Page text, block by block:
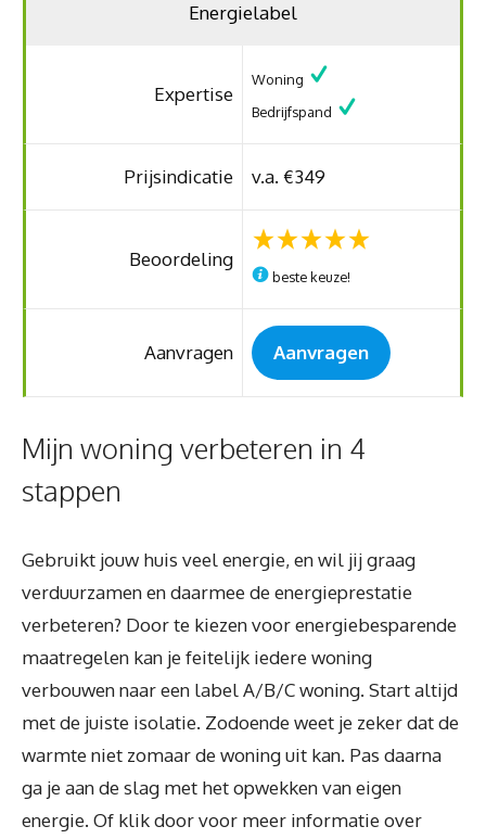
Energielabel
Expertise
Woning
Bedrijfspand
Prijsindicatie v.a. €349
Beoordeling
beste keuze!
Aanvragen Aanvragen
Mijn woning verbeteren in 4
stappen
Gebruikt jouw huis veel energie, en wil jij graag
verduurzamen en daarmee de energieprestatie
verbeteren? Door te kiezen voor energiebesparende
maatregelen kan je feitelijk iedere woning
verbouwen naar een label A/B/C woning. Start altijd
met de juiste isolatie. Zodoende weet je zeker dat de
warmte niet zomaar de woning uit kan. Pas daarna
ga je aan de slag met het opwekken van eigen
energie. Of klik door voor meer informatie over